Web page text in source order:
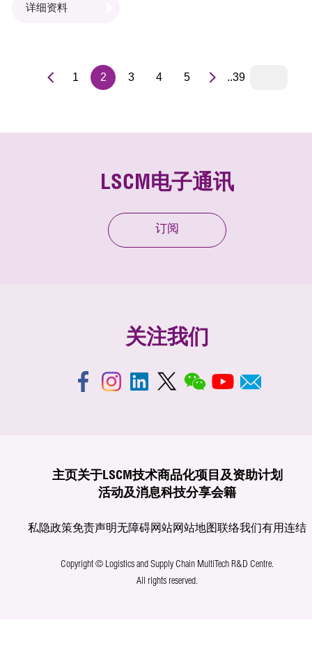
讨创新科技如何有效地提升物流协作，协助业界应对瞬息万
珊地下水位调控系统」、「多个机械人协作搬运系统」及「
用于建筑业的AIoT生态环境保护系统」等及LSCM与其合作
持续性及竞争力。于高峰会上，LSCM亦与政府及多间业界领
城市关键技术的研发及合作。
详细资料
1 2 3 4 5 ..39
LSCM电子通讯
订阅
关注我们
主页关于LSCM技术商品化项目及资助计划
活动及消息科技分享会籍
私隐政策免责声明无障碍网站网站地图联络我们有用连结
Copyright © Logistics and Supply Chain MultiTech R&D Centre.
All rights reserved.